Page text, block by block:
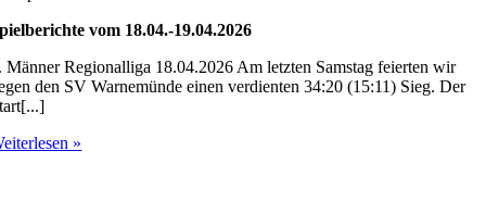
vom 18.04.-19.04.2026
Männer Regionalliga 18.04.2026 Am letzten Samstag feierten wir
den SV Warnemünde einen verdienten 34:20 (15:11) Sieg. Der
»